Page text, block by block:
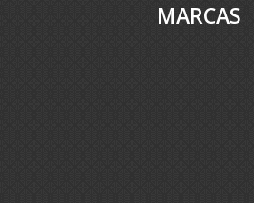
MARCAS